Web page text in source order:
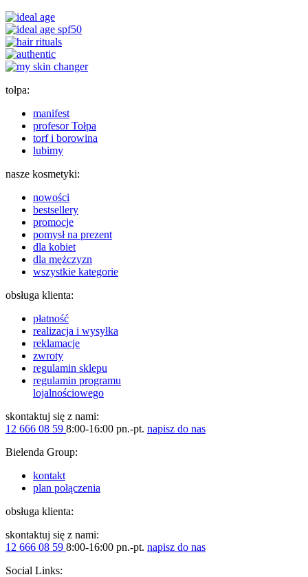
tołpa:
manifest
profesor Tołpa
torf i borowina
lubimy
nasze kosmetyki:
nowości
bestsellery
promocje
pomysł na prezent
dla kobiet
dla mężczyzn
wszystkie kategorie
obsługa klienta:
płatność
realizacja i wysyłka
reklamacje
zwroty
regulamin sklepu
regulamin programu
lojalnościowego
skontaktuj się z nami:
12 666 08 59 8:00-16:00 pn.-pt. napisz do nas
Bielenda Group:
kontakt
plan połączenia
obsługa klienta:
skontaktuj się z nami:
12 666 08 59 8:00-16:00 pn.-pt. napisz do nas
Social Links: